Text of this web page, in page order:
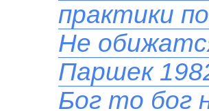
практики
Не
Паршек
Бог то бог